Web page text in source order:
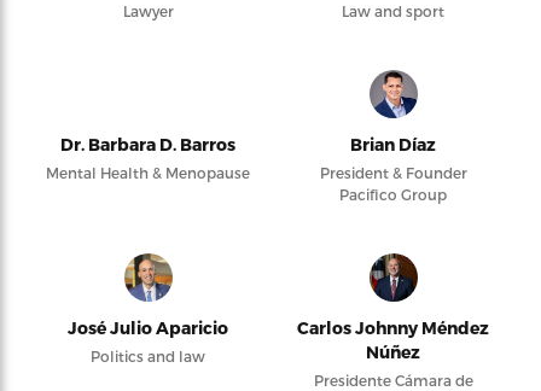
Lawyer Law and sport
Dr. Barbara D. Barros
Mental Health & Menopause
Brian Díaz
President & Founder
Pacifico Group
José Julio Aparicio
Politics and law
Carlos Johnny Méndez
Núñez
Presidente Cámara de